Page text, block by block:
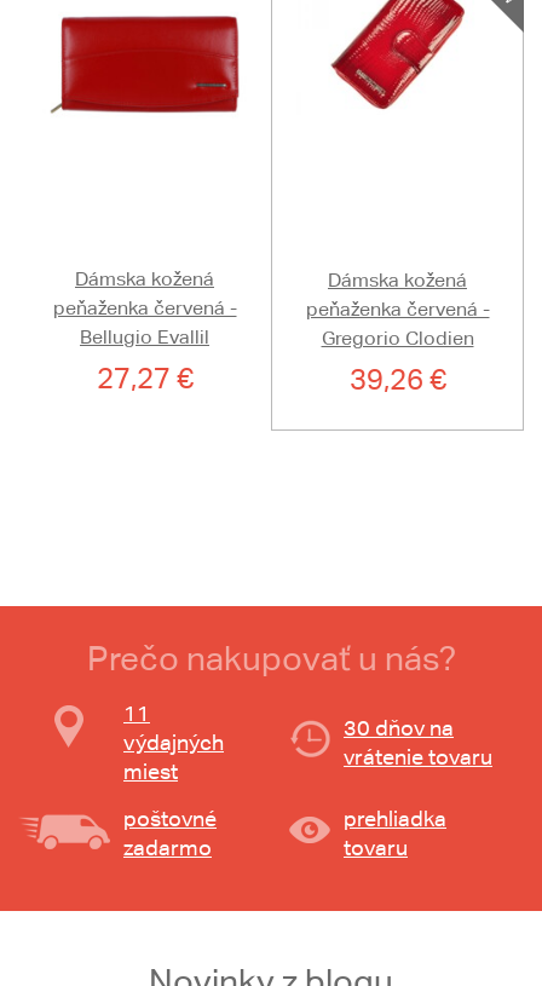
Dámska kožená
peňaženka červená -
Bellugio Evallil
27,27 €
Dámska kožená
peňaženka červená -
Gregorio Clodien
39,26 €
Prečo nakupovať u nás?
11
výdajných
miest
30 dňov na
vrátenie tovaru
poštovné
zadarmo
prehliadka
tovaru